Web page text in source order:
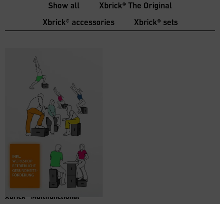
Show all
Xbrick® The Original
Xbrick® accessories
Xbrick® sets
Xbrick® Multifunctional